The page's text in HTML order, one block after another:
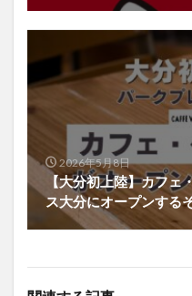
2026年5月8日
【大分初上陸】カフェ
ス大分にオープンする